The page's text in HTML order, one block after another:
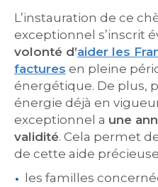
L’instauration de ce
exceptionnel s’inscrit
volonté d’aider les
factures en pleine
énergétique. De plus,
énergie déjà en
exceptionnel a une
validité. Cela permet
de cette aide
les familles